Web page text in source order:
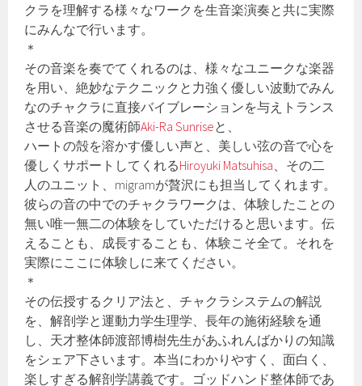
クラを理解する様々なワークを生音楽演奏と共に実際
にみんなで行います。
＊
その音楽を奏でてくれるのは、様々なユニークな楽器
を用い、絶妙なテクニックと力強く優しい波動でみん
なのチャクラに直接バイブレーションを与えトランス
させる音楽の魔術師Aki-Ra Sunriseと、
ハートの殻を溶かす優しい声と、美しい弦の音で心を
優しくサポートしてくれるHiroyuki Matsuhisa 、その二
人のユニット、migramが贅沢にも担当してくれます。
彼らの音の中でのチャクラワークは、体験したことの
無い唯一無二の体験をしていただけると思います。伝
えることも、成長することも、体験こそ全て。それを
実際にここに体験しに来てください。
＊
その伝授するクリア法と、チャクラシステムの解説
を、解剖学と運動力学生理学、長年の施術経験を通
し、天才整体師渡部博樹先生があふれんばかりの知識
をシェア下さいます。本当にわかりやすく、面白く、
楽しすぎる解剖学講義です。ゴッドハンド整体師であ